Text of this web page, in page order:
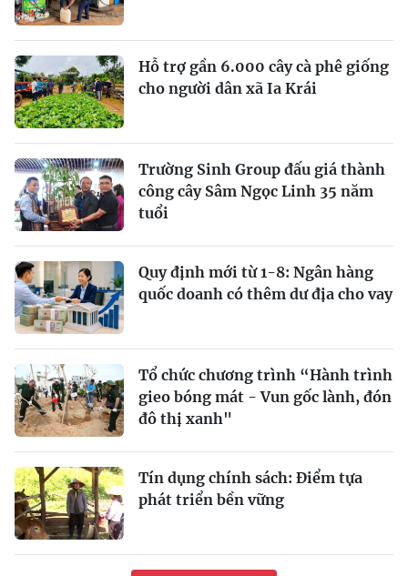
Hỗ trợ gần 6.000 cây cà phê giống
cho người dân xã Ia Krái
Trường Sinh Group đấu giá thành
công cây Sâm Ngọc Linh 35 năm
tuổi
Quy định mới từ 1-8: Ngân hàng
quốc doanh có thêm dư địa cho vay
Tổ chức chương trình “Hành trình
gieo bóng mát - Vun gốc lành, đón
đô thị xanh"
Tín dụng chính sách: Ðiểm tựa
phát triển bền vững